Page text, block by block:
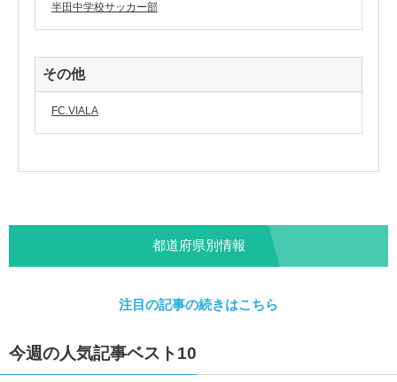
半田中学校サッカー部
その他
FC.VIALA
都道府県別情報
注目の記事の続きはこちら
今週の人気記事ベスト10